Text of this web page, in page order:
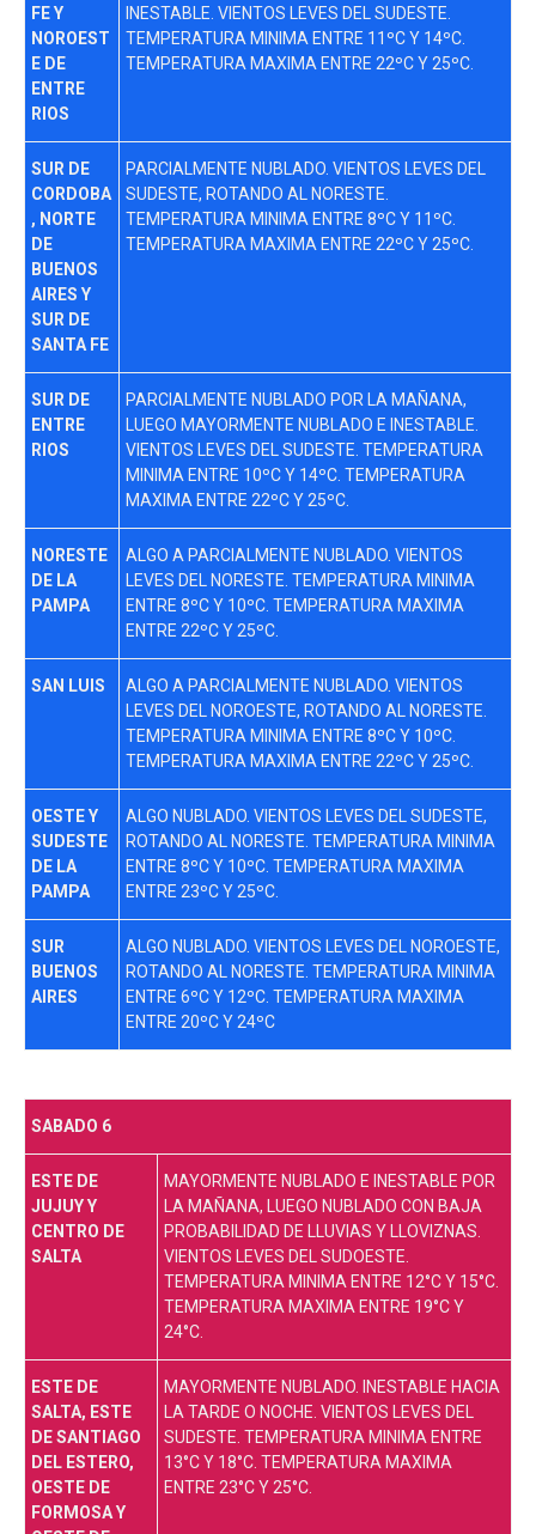
FE Y
NOROEST
E DE
ENTRE
RIOS
INESTABLE. VIENTOS LEVES DEL SUDESTE.
TEMPERATURA MINIMA ENTRE 11ºC Y 14ºC.
TEMPERATURA MAXIMA ENTRE 22ºC Y 25ºC.
SUR DE
CORDOBA
, NORTE
DE
BUENOS
AIRES Y
SUR DE
SANTA FE
PARCIALMENTE NUBLADO. VIENTOS LEVES DEL
SUDESTE, ROTANDO AL NORESTE.
TEMPERATURA MINIMA ENTRE 8ºC Y 11ºC.
TEMPERATURA MAXIMA ENTRE 22ºC Y 25ºC.
SUR DE
ENTRE
RIOS
PARCIALMENTE NUBLADO POR LA MAÑANA,
LUEGO MAYORMENTE NUBLADO E INESTABLE.
VIENTOS LEVES DEL SUDESTE. TEMPERATURA
MINIMA ENTRE 10ºC Y 14ºC. TEMPERATURA
MAXIMA ENTRE 22ºC Y 25ºC.
NORESTE
DE LA
PAMPA
ALGO A PARCIALMENTE NUBLADO. VIENTOS
LEVES DEL NORESTE. TEMPERATURA MINIMA
ENTRE 8ºC Y 10ºC. TEMPERATURA MAXIMA
ENTRE 22ºC Y 25ºC.
SAN LUIS
ALGO A PARCIALMENTE NUBLADO. VIENTOS
LEVES DEL NOROESTE, ROTANDO AL NORESTE.
TEMPERATURA MINIMA ENTRE 8ºC Y 10ºC.
TEMPERATURA MAXIMA ENTRE 22ºC Y 25ºC.
OESTE Y
SUDESTE
DE LA
PAMPA
ALGO NUBLADO. VIENTOS LEVES DEL SUDESTE,
ROTANDO AL NORESTE. TEMPERATURA MINIMA
ENTRE 8ºC Y 10ºC. TEMPERATURA MAXIMA
ENTRE 23ºC Y 25ºC.
SUR
BUENOS
AIRES
ALGO NUBLADO. VIENTOS LEVES DEL NOROESTE,
ROTANDO AL NORESTE. TEMPERATURA MINIMA
ENTRE 6ºC Y 12ºC. TEMPERATURA MAXIMA
ENTRE 20ºC Y 24ºC
SABADO 6
ESTE DE
JUJUY Y
CENTRO DE
SALTA
MAYORMENTE NUBLADO E INESTABLE POR
LA MAÑANA, LUEGO NUBLADO CON BAJA
PROBABILIDAD DE LLUVIAS Y LLOVIZNAS.
VIENTOS LEVES DEL SUDOESTE.
TEMPERATURA MINIMA ENTRE 12°C Y 15°C.
TEMPERATURA MAXIMA ENTRE 19°C Y
24°C.
ESTE DE
SALTA, ESTE
DE SANTIAGO
DEL ESTERO,
OESTE DE
FORMOSA Y
MAYORMENTE NUBLADO. INESTABLE HACIA
LA TARDE O NOCHE. VIENTOS LEVES DEL
SUDESTE. TEMPERATURA MINIMA ENTRE
13°C Y 18°C. TEMPERATURA MAXIMA
ENTRE 23°C Y 25°C.